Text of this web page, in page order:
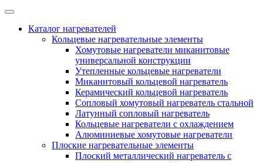
Каталог нагревателей
Кольцевые нагревательные элементы
Хомутовые нагреватели миканитовые
универсальной конструкции
Утепленные кольцевые нагреватели
Миканитовый кольцевой нагреватель
Керамический кольцевой нагреватель
Сопловый хомутовый нагреватель стальной
Латунный сопловый нагреватель
Кольцевые нагреватели с охлаждением
Алюминиевые хомутовые нагреватели
Плоские нагревательные элементы
Плоский металлический нагреватель с